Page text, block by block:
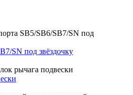
SN под звёздочку